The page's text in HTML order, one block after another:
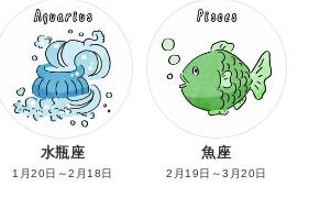
水瓶座
1月20日～2月18日
魚座
2月19日～3月20日